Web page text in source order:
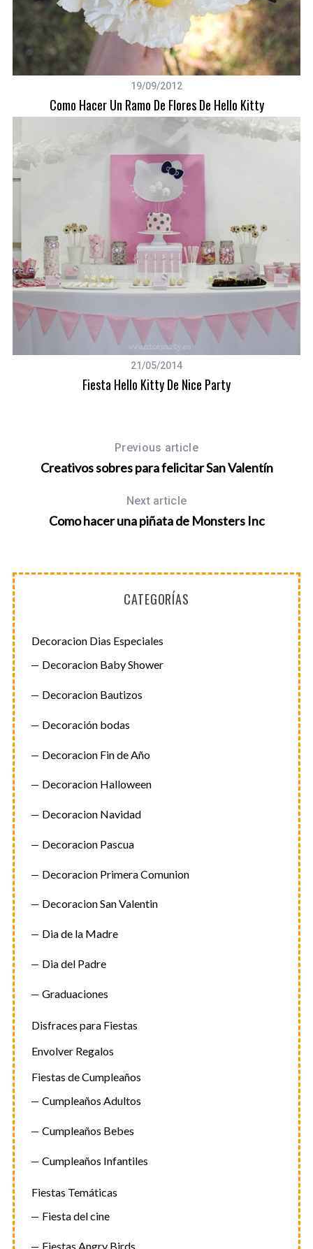
19/09/2012
Como Hacer Un Ramo De Flores De Hello Kitty
21/05/2014
Fiesta Hello Kitty De Nice Party
Previous article
Creativos sobres para felicitar San Valentín
Next article
Como hacer una piñata de Monsters Inc
CATEGORÍAS
Decoracion Dias Especiales
Decoracion Baby Shower
Decoracion Bautizos
Decoración bodas
Decoracion Fin de Año
Decoracion Halloween
Decoracion Navidad
Decoracion Pascua
Decoracion Primera Comunion
Decoracion San Valentin
Dia de la Madre
Dia del Padre
Graduaciones
Disfraces para Fiestas
Envolver Regalos
Fiestas de Cumpleaños
Cumpleaños Adultos
Cumpleaños Bebes
Cumpleaños Infantiles
Fiestas Temáticas
Fiesta del cine
Fiestas Angry Birds
a
c
f
: